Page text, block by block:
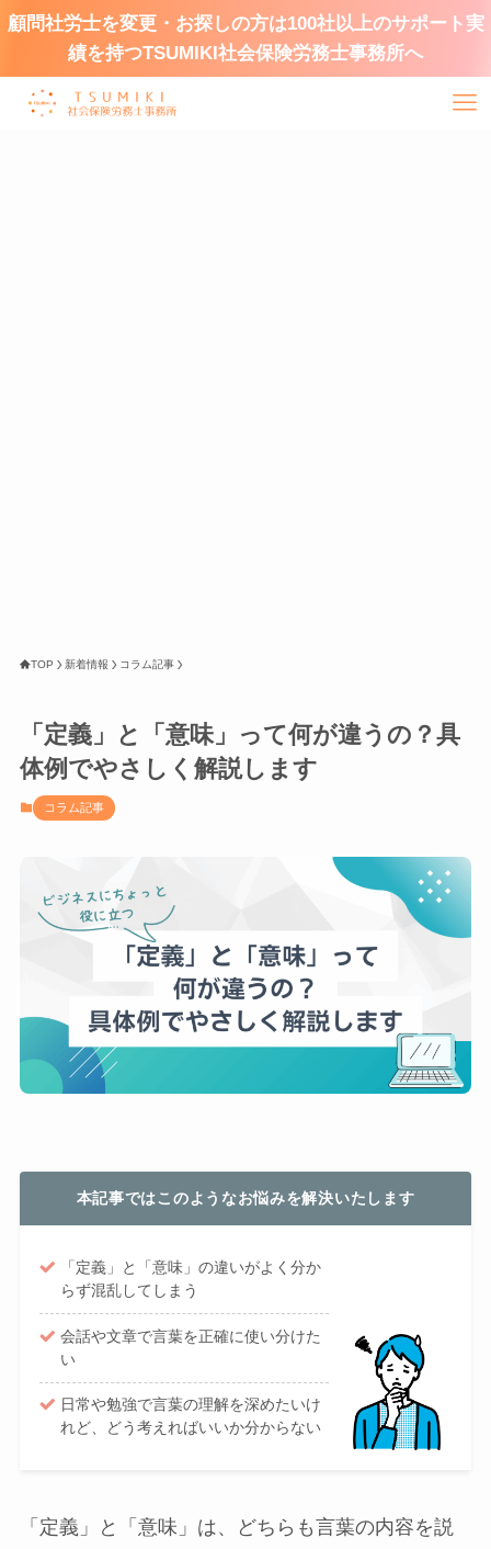
顧問社労士を変更・お探しの方は100社以上のサポート実
績を持つTSUMIKI社会保険労務士事務所へ
TOP 新着情報 コラム記事
「定義」と「意味」って何が違うの？具
体例でやさしく解説します
コラム記事
本記事ではこのようなお悩みを解決いたします
「定義」と「意味」の違いがよく分か
らず混乱してしまう
会話や文章で言葉を正確に使い分けた
い
日常や勉強で言葉の理解を深めたいけ
れど、どう考えればいいか分からない
「定義」と「意味」は、どちらも言葉の内容を説